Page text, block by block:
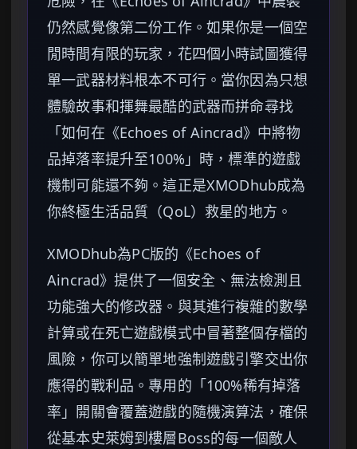
仍然感覺像第二份工作。如果你是一個空
閒時間有限的玩家，花四個小時試圖獲得
單一武器材料根本不可行。當你因為只想
體驗故事和揮舞最酷的武器而拼命尋找
「如何在《Echoes of Aincrad》中將物
品掉落率提升至100%」時，標準的遊戲
機制可能還不夠。這正是XMODhub成為
你終極生活品質（QoL）救星的地方。
XMODhub為PC版的《Echoes of
Aincrad》提供了一個安全、無法檢測且
功能強大的修改器。與其進行複雜的數學
計算或在死亡遊戲模式中冒著整個存檔的
風險，你可以簡單地強制遊戲引擎交出你
應得的戰利品。專用的「100%稀有掉落
率」開關會覆蓋遊戲的隨機演算法，確保
從基本史萊姆到樓層Boss的每一個敵人